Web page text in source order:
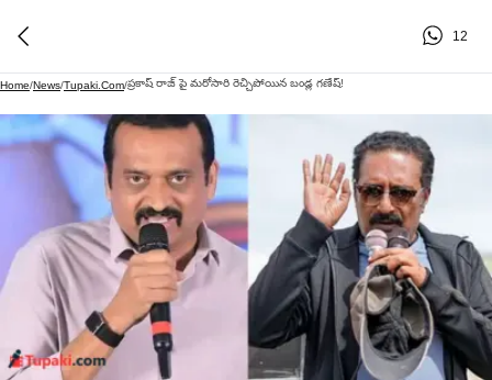
12
Home/News/Tupaki.com/ప్రకాష్ రాజ్ పై మరోసారి రెచ్చిపోయిన బండ్ల గణేష్!